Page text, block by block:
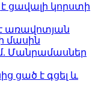
ցավալի կորստի
է առավոտյան
մասին
Մանրամասներ
ցած է գցել և